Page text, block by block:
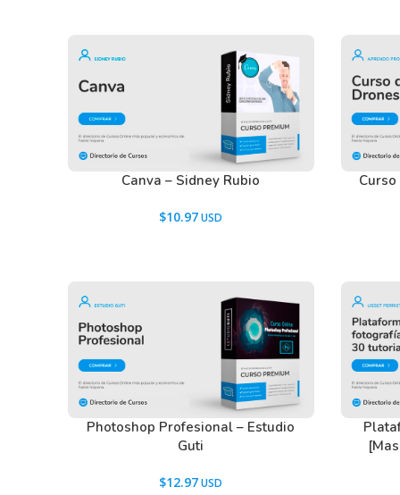
Canva – Sidney Rubio
$10.97
Photoshop Profesional – Estudio
Guti
$12.97